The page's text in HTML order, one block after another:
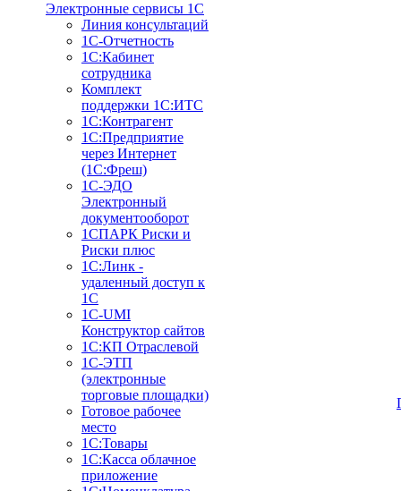
Электронные сервисы 1С
Линия консультаций
1С-Отчетность
1С:Кабинет
сотрудника
Комплект
поддержки 1С:ИТС
1С:Контрагент
1С:Предприятие
через Интернет
(1С:Фреш)
1С-ЭДО
Электронный
документооборот
1СПАРК Риски и
Риски плюс
1С:Линк -
удаленный доступ к
1С
1С-UMI
Конструктор сайтов
1С:КП Отраслевой
1С-ЭТП
(электронные
торговые площадки)
Готовое рабочее
место
1С:Товары
1С:Касса облачное
приложение